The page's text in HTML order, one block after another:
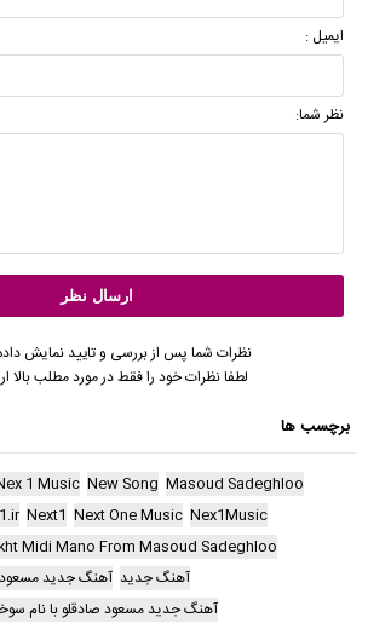
ایمیل :
نظر شما:
نظرات شما پس از بررسی و تایید نمایش
لطفا نظرات خود را فقط در مورد مطلب بالا
برچسب ها
Masoud Sadeghloo
New Song
1 Music
Nex1Music
Next One Music
Next1
Midi Mano From Masoud Sadeghloo
آهنگ جدید آهنگ جدید مسعود
آهنگ جدید مسعود صادقلو با نام